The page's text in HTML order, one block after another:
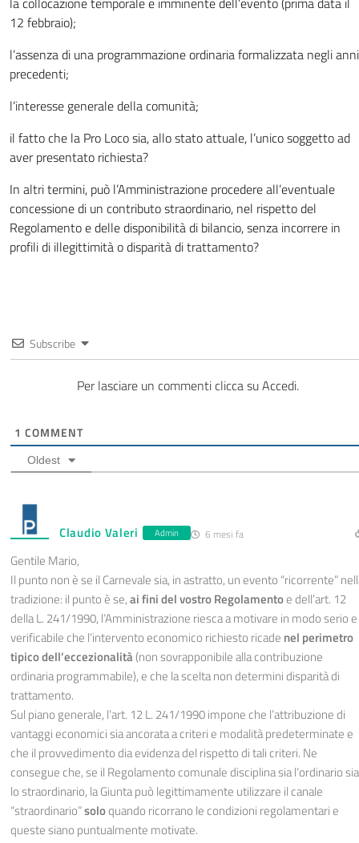
12 febbraio);
l’assenza di una programmazione ordinaria formalizzata negli anni
precedenti;
l’interesse generale della comunità;
il fatto che la Pro Loco sia, allo stato attuale, l’unico soggetto ad
aver presentato richiesta?
In altri termini, può l’Amministrazione procedere all’eventuale
concessione di un contributo straordinario, nel rispetto del
Regolamento e delle disponibilità di bilancio, senza incorrere in
profili di illegittimità o disparità di trattamento?
Subscribe
Per lasciare un commenti clicca su Accedi.
1 COMMENT
Oldest
Claudio Valeri Admin 6 mesi fa
Gentile Mario,
Il punto non è se il Carnevale sia, in astratto, un evento “ricorrente”
tradizione: il punto è se,ai fini del vostro Regolamentoe dell’art. 12
della L. 241/1990, l’Amministrazione riesca a motivare in modo serio e
verificabile che l’intervento economico richiesto ricade nel perimetro
tipico dell’eccezionalità(non sovrapponibile alla contribuzione
ordinaria programmabile), e che la scelta non determini disparità di
trattamento.
Sul piano generale, l’art. 12 L. 241/1990 impone che l’attribuzione di
vantaggi economici sia ancorata a criteri e modalità predeterminate e
che il provvedimento dia evidenza del rispetto di tali criteri. Ne
consegue che, se il Regolamento comunale disciplina sia l’ordinario sia
lo straordinario, la Giunta può legittimamente utilizzare il canale
“straordinario”soloquando ricorrano le condizioni regolamentari e
queste siano puntualmente motivate.